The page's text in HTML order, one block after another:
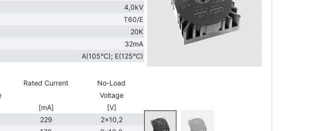
4,0kV
T60/E
20K
32mA
A(105°C); E(125°C)
Rated Current
No-Load
Voltage
[mA]
[V]
229
2x10,2